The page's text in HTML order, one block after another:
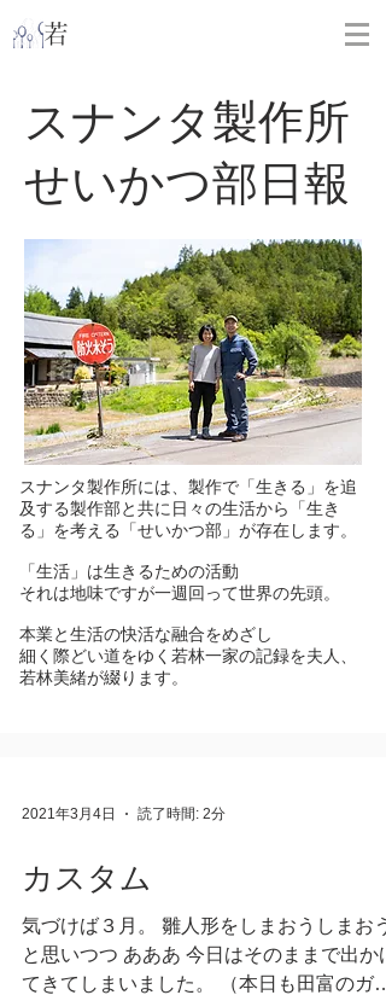
​
スナンタ製作所
せいかつ部日報
スナンタ製作所には、製作で「生きる」を追
及する製作部と共に日々の生活から「生き
る」を考える「せいかつ部」が存在します。
「生活」は生きるための活動
それは地味ですが一週回って世界の先頭。
本業と生活の快活な融合をめざし
細く際どい道をゆく若林一家の記録を夫人、
若林美緒が綴ります。
2021年3月4日 読了時間: 2分
カスタム
気づけば３月。 雛人形をしまおうしまおう
と思いつつ あああ 今日はそのままで出か
てきてしまいました。 （本日も田富のガス